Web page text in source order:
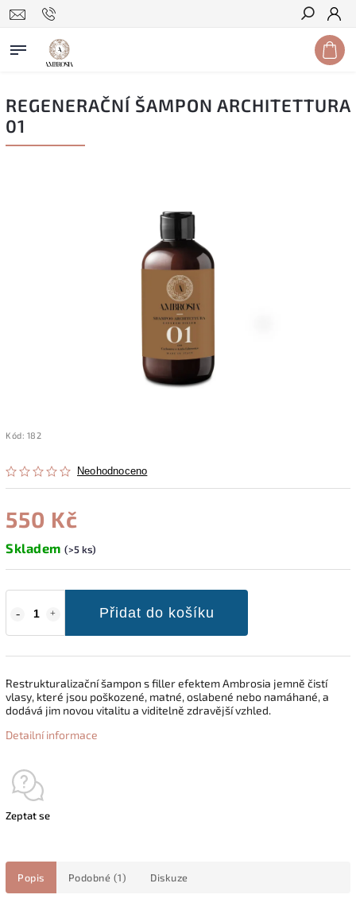
Hledat
REGENERAČNÍ ŠAMPON ARCHITETTURA
01
Kód: 182
Neohodnoceno
550 Kč
Skladem (>5 ks)
Přidat do košíku
Restrukturalizační šampon s filler efektem Ambrosia jemně čistí
vlasy, které jsou poškozené, matné, oslabené nebo namáhané, a
dodává jim novou vitalitu a viditelně zdravější vzhled.
Detailní informace
Zeptat se
Popis Podobné (1) Diskuze